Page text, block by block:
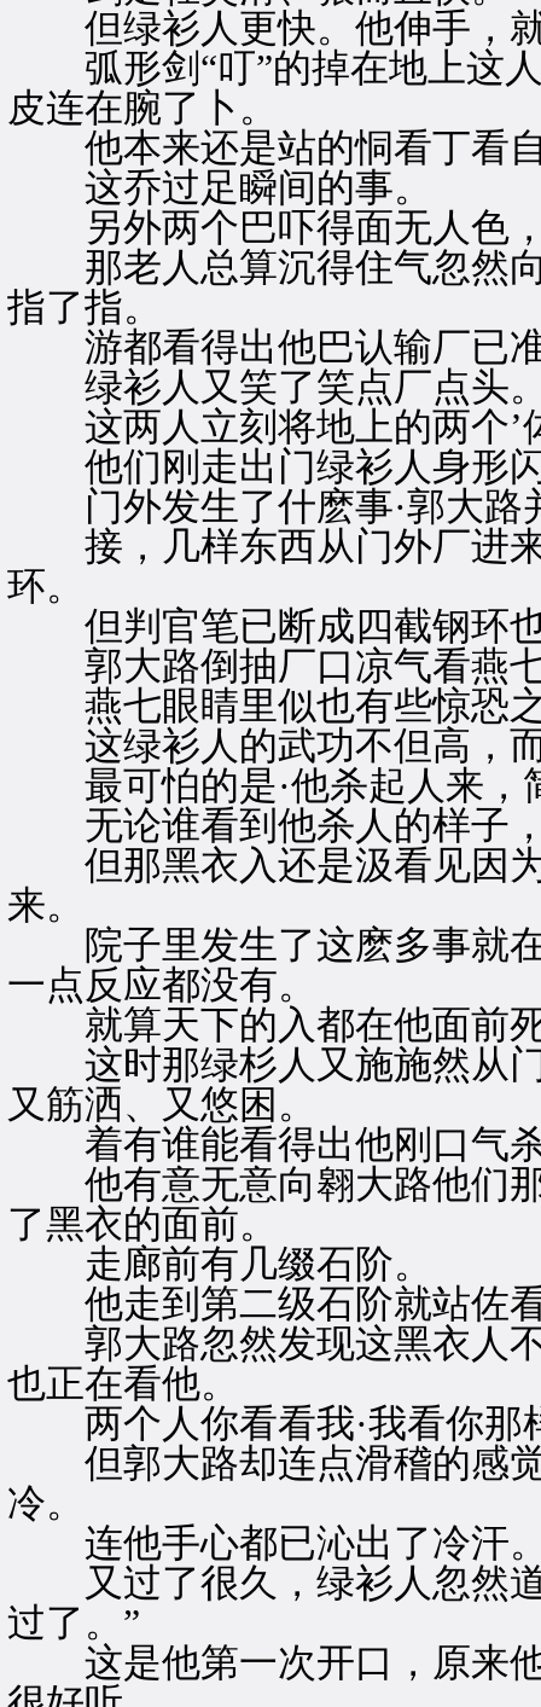
但绿衫人更快。他伸手，就
弧形剑“叮”的掉在地上这人
皮连在腕了卜。
他本来还是站的恫看丁看自
这乔过足瞬间的事。
另外两个巴吓得面无人色，
那老人总算沉得住气忽然向
指了指。
游都看得出他巴认输厂已
绿衫人又笑了笑点厂点头
这两人立刻将地上的两个’
他们刚走出门绿衫人身形闪
门外发生了什麽事·郭大路
接，几样东西从门外厂进来
环。
但判官笔已断成四截钢环也
郭大路倒抽厂口凉气看燕
燕七眼睛里似也有些惊恐
这绿衫人的武功不但高，
最可怕的是·他杀起人来，
无论谁看到他杀人的样子，
但那黑衣入还是汲看见因为
来。
院子里发生了这麽多事就在
一点反应都没有。
就算天下的入都在他面前死
这时那绿杉人又施施然从门
又筋洒、又悠困。
着有谁能看得出他刚口气杀
他有意无意向翱大路他们那
了黑衣的面前。
走廊前有几缀石阶。
他走到第二级石阶就站佐
郭大路忽然发现这黑衣人不
也正在看他。
两个人你看看我·我看你那
但郭大路却连点滑稽的感觉
冷。
连他手心都已沁出了冷汗
又过了很久，绿衫人忽然道
过了。”
这是他第一次开口，原来他